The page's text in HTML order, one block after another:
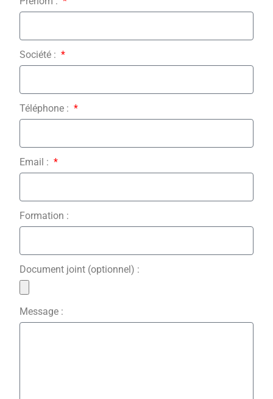
Société :
Téléphone :
Email :
Formation :
Document joint (optionnel) :
Message :